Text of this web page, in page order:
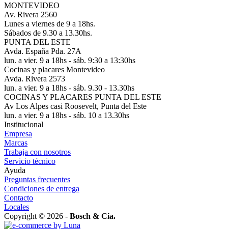
MONTEVIDEO
Av. Rivera 2560
Lunes a viernes de 9 a 18hs.
Sábados de 9.30 a 13.30hs.
PUNTA DEL ESTE
Avda. España Pda. 27A
lun. a vier. 9 a 18hs - sáb. 9:30 a 13:30hs
Cocinas y placares Montevideo
Avda. Rivera 2573
lun. a vier. 9 a 18hs - sáb. 9.30 - 13.30hs
COCINAS Y PLACARES PUNTA DEL ESTE
Av Los Alpes casi Roosevelt, Punta del Este
lun. a vier. 9 a 18hs - sáb. 10 a 13.30hs
Institucional
Empresa
Marcas
Trabaja con nosotros
Servicio técnico
Ayuda
Preguntas frecuentes
Condiciones de entrega
Contacto
Locales
Copyright © 2026 - Bosch & Cia.